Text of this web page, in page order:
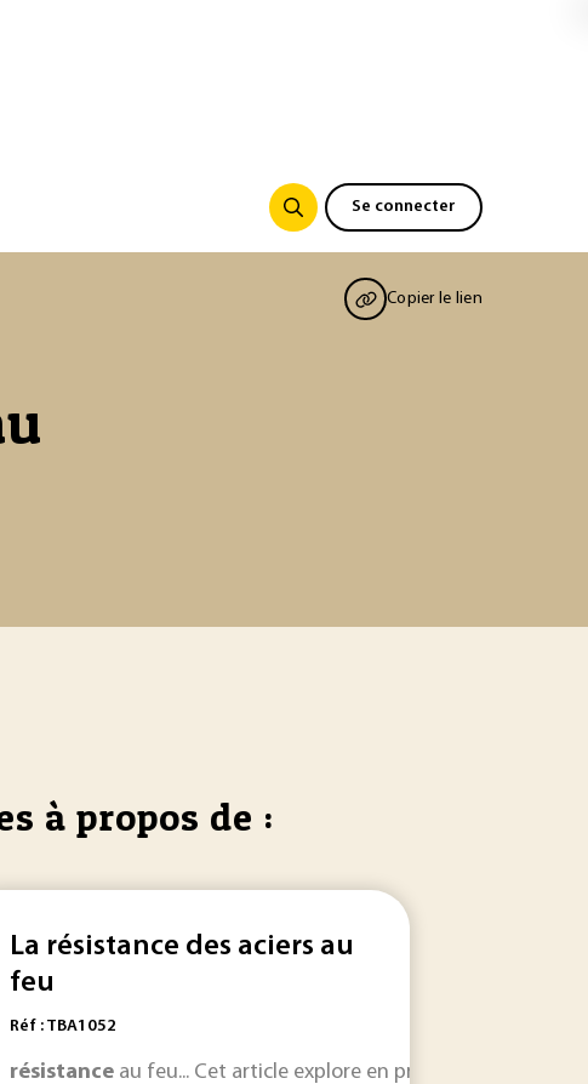
Se connecter
Copier le lien
à propos de :
met... : avec R
résistance de soudage de deux pièces par la technique de
La résistance des aciers au
feu
Réf : TBA1052
résistance au feu... Cet article explore en profondeur les